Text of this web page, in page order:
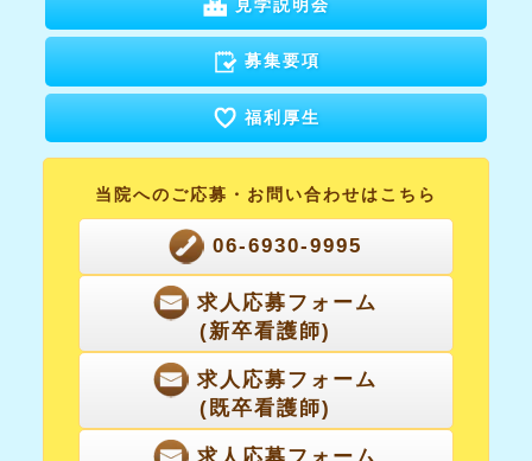
見学説明会
募集要項
福利厚生
当院へのご応募・ お問い合わせはこちら
06-6930-9995
求人応募フォーム
(新卒看護師)
求人応募フォーム
(既卒看護師)
求人応募フォーム